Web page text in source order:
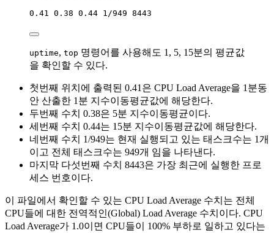
0.41 0.38 0.44 1/949 8443
uptime, top 명령어를 사용해도 1, 5, 15분의 평균값
을 확인할 수 있다.
첫번째 위치에 출력된 0.41은 CPU Load Average을 1분동
안 산출한 1분 지수이동평균값에 해당한다.
두번째 수치 0.38은 5분 지수이동평균이다.
세번째 수치 0.44는 15분 지수이동평균값에 해당한다.
네번째 수치 1/949는 현재 실행되고 있는 태스크수는 1개
이고 전체 태스크수는 949개 임을 나타낸다.
마지막 다섯번째 수치 8443은 가장 최근에 실행한 프로
세스 번호이다.
이 파일에서 확인할 수 있는 CPU Load Average 수치는 전체
CPU들에 대한 전역적인(Global) Load Average 수치이다. CPU
Load Average가 1.0이면 CPU들이 100% 부하로 일하고 있다는